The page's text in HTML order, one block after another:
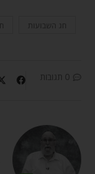
חג השבועות
0 תגובות